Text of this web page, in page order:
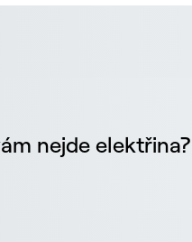
nejde elektřina?